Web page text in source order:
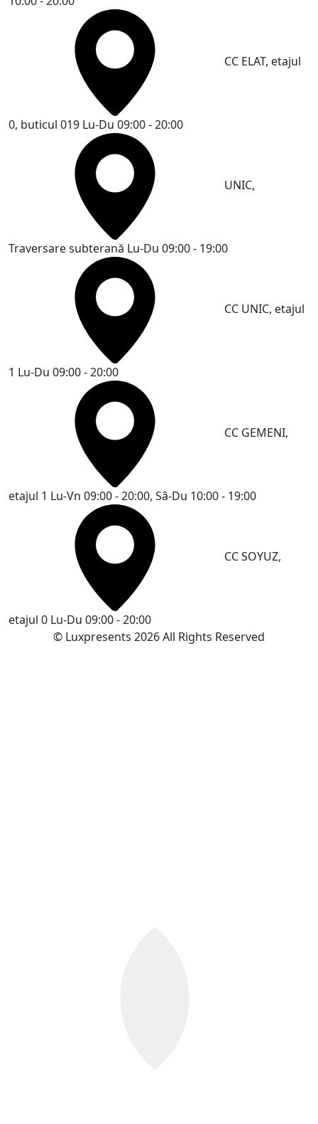
CC ELAT, etajul
0, buticul 019 Lu-Du 09:00 - 20:00
UNIC,
Traversare subterană Lu-Du 09:00 - 19:00
CC UNIC, etajul
1 Lu-Du 09:00 - 20:00
CC GEMENI,
etajul 1 Lu-Vn 09:00 - 20:00, Sâ-Du 10:00 - 19:00
CC SOYUZ,
etajul 0 Lu-Du 09:00 - 20:00
© Luxpresents 2026 All Rights Reserved